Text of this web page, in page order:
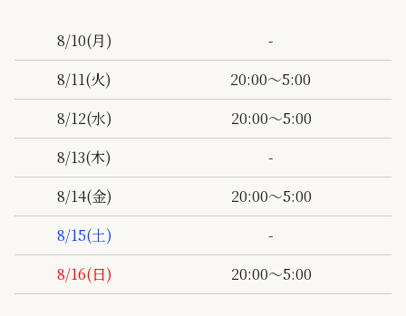
8/10(月)
-
8/11(火)
20:00～5:00
8/12(水)
20:00～5:00
8/13(木)
-
8/14(金)
20:00～5:00
8/15(土)
-
8/16(日) 20:00～5:00